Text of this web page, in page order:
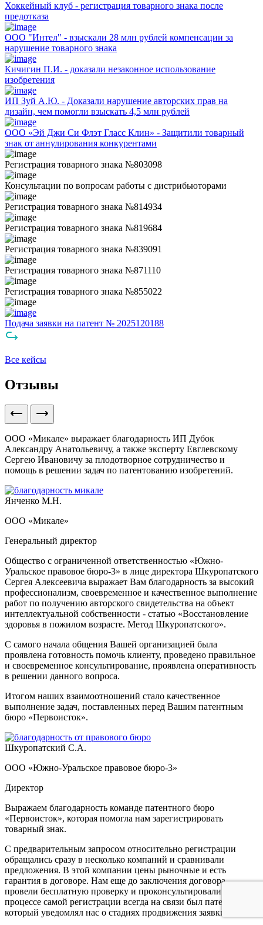
Хоккейный клуб - регистрация товарного знака после
предотказа
ООО "Интел" - взыскали 28 млн рублей компенсации за
нарушение товарного знака
Кичигин П.И. - доказали незаконное использование
изобретения
ИП Зуй А.Ю. - Доказали нарушение авторских прав на
дизайн, чем помогли взыскать 4,5 млн рублей
ООО «Эй Джи Си Флэт Гласс Клин» - Защитили товарный
знак от аннулирования конкурентами
Регистрация товарного знака №803098
Консультации по вопросам работы с дистрибьюторами
Регистрация товарного знака №814934
Регистрация товарного знака №819684
Регистрация товарного знака №839091
Регистрация товарного знака №871110
Регистрация товарного знака №855022
Подача заявки на патент № 2025120188
Все кейсы
Отзывы
ООО «Микале» выражает благодарность ИП Дубок
Александру Анатольевичу, а также эксперту Евглевскому
Сергею Ивановичу за плодотворное сотрудничество и
помощь в решении задач по патентованию изобретений.
Янченко М.Н.
ООО «Микале»
Генеральный директор
Общество с ограниченной ответственностью «Южно-
Уральское правовое бюро-3» в лице директора Шкуропатского
Сергея Алексеевича выражает Вам благодарность за высокий
профессионализм, своевременное и качественное выполнение
работ по получению авторского свидетельства на объект
интеллектуальной собственности - статью «Восстановление
здоровья в пожилом возрасте. Метод Шкуропатского».
С самого начала общения Вашей организацией была
проявлена готовность помочь клиенту, проведено правильное
и своевременное консультирование, проявлена оперативность
в решении данного вопроса.
Итогом наших взаимоотношений стало качественное
выполнение задач, поставленных перед Вашим патентным
бюро «Первоисток».
Шкуропатский С.А.
ООО «Южно-Уральское правовое бюро-3»
Директор
Выражаем благодарность команде патентного бюро
«Первоисток», которая помогла нам зарегистрировать
товарный знак.
С предварительным запросом относительно регистрации
обращались сразу в несколько компаний и сравнивали
предложения. В этой компании цены рыночные и есть
гарантия в договоре. Нам еще до заключения договора
провели бесплатную проверку и проконсультировали. В
процессе самой регистрации всегда на связи был патентовед,
который уведомлял нас о стадиях продвижения заявки.